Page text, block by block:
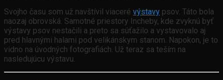
Svojho času som už navštívil viaceré výstavy psov. Táto bola
naozaj obrovská. Samotné priestory Incheby, kde zvyknú byť
výstavy psov nestačili a preto sa súťažilo a vystavovalo aj
pred hlavnými halami pod velikánskym stanom. Napokon, je to
vidno na úvodných fotografiách. Už teraz sa teším na
nasledujúcu výstavu.